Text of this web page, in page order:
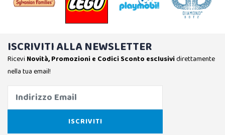
ISCRIVITI ALLA NEWSLETTER
Ricevi Novità, Promozioni e Codici Sconto esclusividirettamente
nella tua email!